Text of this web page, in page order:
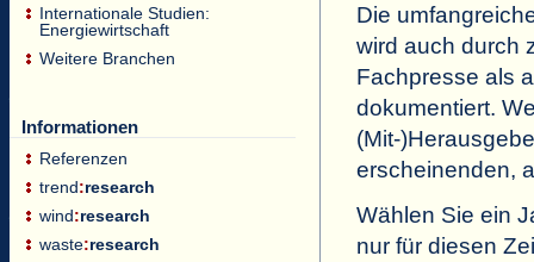
Internationale Studien:
Energiewirtschaft
Weitere Branchen
Informationen
Referenzen
trend:research
wind:research
waste:research
Die
wird auch durch
Fachpresse als
dokumentiert.
(Mit-
erscheinenden,
Wählen Sie ein
nur für diesen